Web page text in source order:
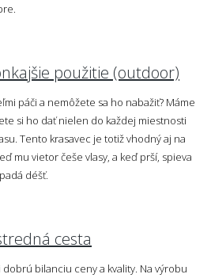
použitie (outdoor)
páči a nemôžete sa ho nabažiť? Máme
si ho dať nielen do každej miestnosti
Tento krasavec je totiž vhodný aj na
mu vietor češe vlasy, a keď prší, spieva
déšť.
cesta
bilanciu ceny a kvality. Na výrobu